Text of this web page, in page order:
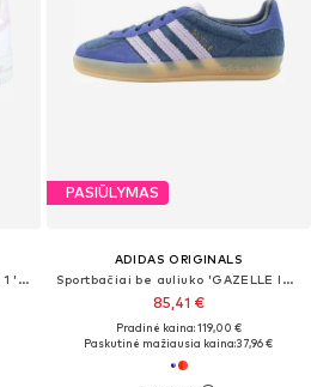
Sportbačiai be auliuko 'Air Force 1 '07'
PASIŪLYMAS
ADIDAS ORIGINALS
Sportbačiai be auliuko 'GAZELLE INDOOR'
85,41 €
Pradinė kaina: 119,00 €
Paskutinė mažiausia kaina:37,96 €